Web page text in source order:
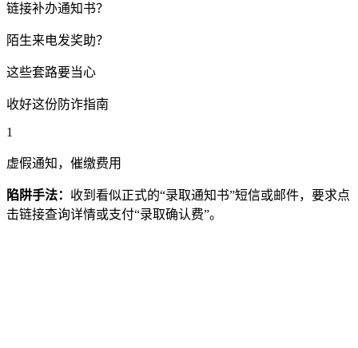
链接补办通知书？
陌生来电发奖助？
这些套路要当心
收好这份防诈指南
1
虚假通知，催缴费用
陷阱手法： 收到看似正式的“录取通知书”短信或邮件，要求点
击链接查询详情或支付“录取确认费”。